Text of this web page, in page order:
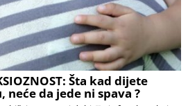
Šta kad dijete
da jede ni spava ?